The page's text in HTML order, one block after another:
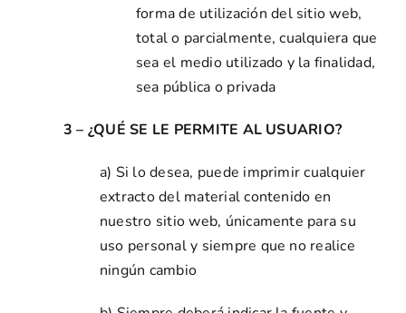
forma de utilización del sitio web,
total o parcialmente, cualquiera que
sea el medio utilizado y la finalidad,
sea pública o privada
3 – ¿QUÉ SE LE PERMITE AL USUARIO?
a) Si lo desea, puede imprimir cualquier
extracto del material contenido en
nuestro sitio web, únicamente para su
uso personal y siempre que no realice
ningún cambio